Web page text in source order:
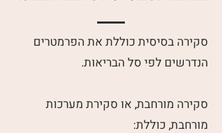
סקירה בסיסית כוללת את הפרמטרים
הנדרשים לפי סל הבריאות.
סקירה מורחבת, או סקירת מערכות
מורחבת, כוללת: